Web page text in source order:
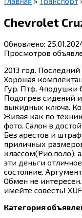
Chevrolet
Обновлено:
Просмотров
2013 год.
Хорошая
Гур. Птф. 4подушки
Подогрев сидений
выкидных ключа.
Живая как по
фото. Салон в
Без арестов и
приличных
классом(Рио,поло),
эти деньги
состояние.
Обмен не
имейте совесть!
Категория